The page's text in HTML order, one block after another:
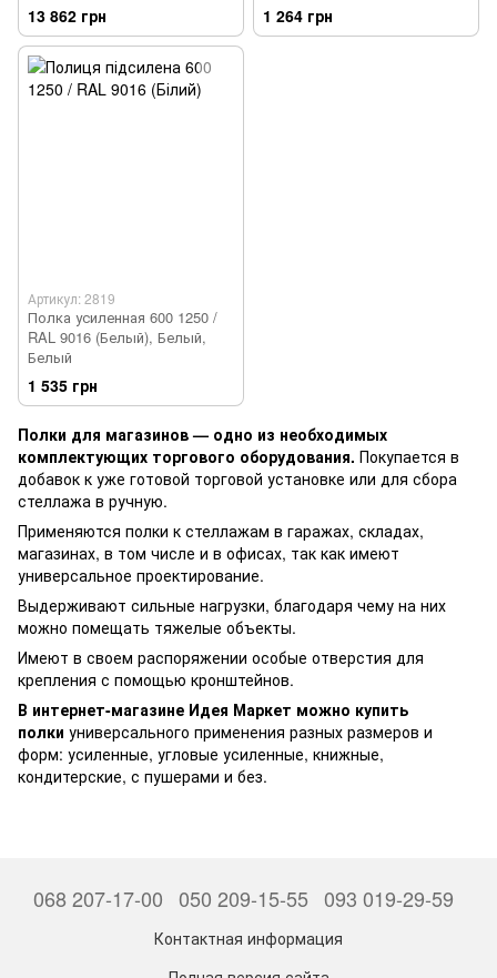
13 862 грн 1 264 грн
Артикул: 2819
Полка усиленная 600 1250 /
RAL 9016 (Белый), Белый,
Белый
1 535 грн
Полки для магазинов — одно из необходимых
комплектующих торгового оборудования. Покупается в
добавок к уже готовой торговой установке или для сбора
стеллажа в ручную.
Применяются полки к стеллажам в гаражах, складах,
магазинах, в том числе и в офисах, так как имеют
универсальное проектирование.
Выдерживают сильные нагрузки, благодаря чему на них
можно помещать тяжелые объекты.
Имеют в своем распоряжении особые отверстия для
крепления с помощью кронштейнов.
В интернет-магазине Идея Маркет можно купить
полки универсального применения разных размеров и
форм: усиленные, угловые усиленные, книжные,
кондитерские, с пушерами и без.
068 207-17-00 050 209-15-55 093 019-29-59
Контактная информация